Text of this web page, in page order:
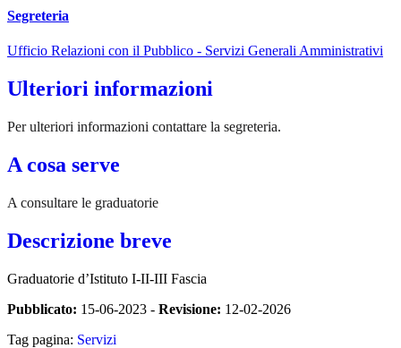
Segreteria
Ufficio Relazioni con il Pubblico - Servizi Generali Amministrativi
Ulteriori informazioni
Per ulteriori informazioni contattare la segreteria.
A cosa serve
A consultare le graduatorie
Descrizione breve
Graduatorie d’Istituto I-II-III Fascia
Pubblicato: 15-06-2023 - Revisione: 12-02-2026
Tag pagina: Servizi